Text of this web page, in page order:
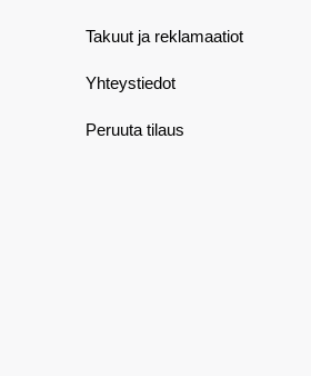
Takuut ja reklamaatiot
Yhteystiedot
Peruuta tilaus